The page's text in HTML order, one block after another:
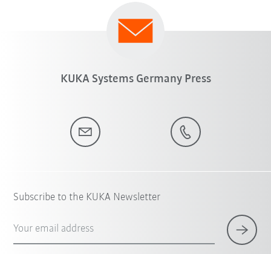
KUKA Systems Germany Press
Subscribe to the KUKA Newsletter
Your email address